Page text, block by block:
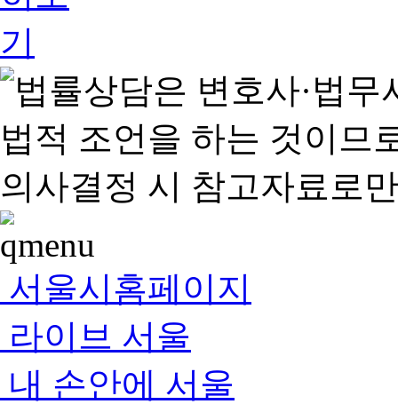
서울시홈페이지
라이브 서울
내 손안에 서울